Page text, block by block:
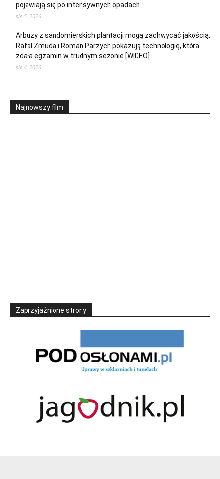
pojawiają się po intensywnych opadach
sie 5, 2026
Arbuzy z sandomierskich plantacji mogą zachwycać jakością.
Rafał Żmuda i Roman Parzych pokazują technologię, która
zdała egzamin w trudnym sezonie [WIDEO]
sie 4, 2026
Najnowszy film
Zaprzyjaźnione strony